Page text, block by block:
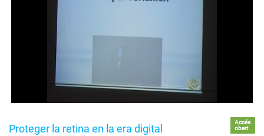
Proteger la retina en la era digital
Accés
obert